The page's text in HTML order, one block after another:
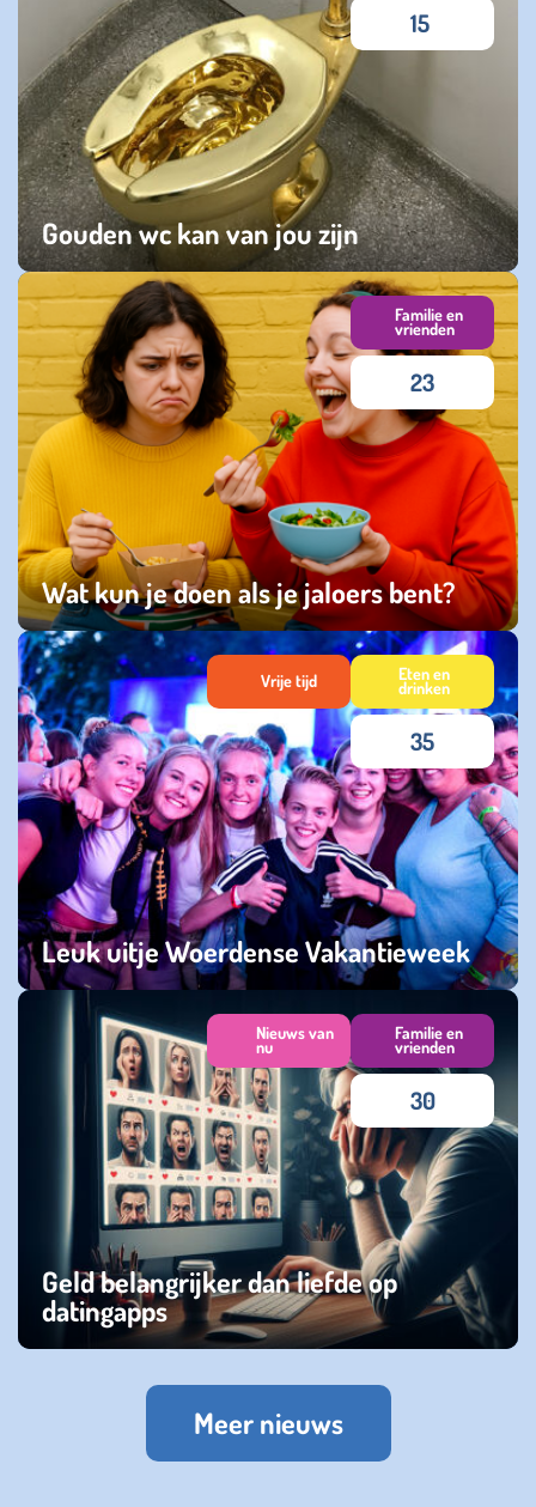
Gouden wc kan van jou zijn
zondag 02 november 2025
15
Wat kun je doen als je jaloers bent?
woensdag 24 september 2025
Familie en
vrienden
23
Leuk uitje Woerdense Vakantieweek
zondag 27 juli 2025
Vrije tijd Eten en
drinken
35
Geld belangrijker dan liefde op
datingapps
Nieuws van
nu
Familie en
vrienden
30
Meer nieuws